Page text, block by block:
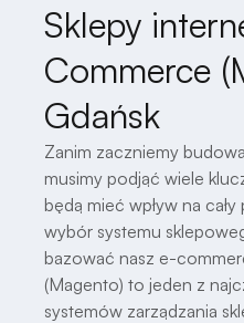
Sklepy
Commerce
Gdańsk
Zanim zaczniemy
musimy podjąć wiele
będą mieć wpływ na
wybór systemu
bazować nasz e-
(Magento) to jeden z
systemów zarządzania